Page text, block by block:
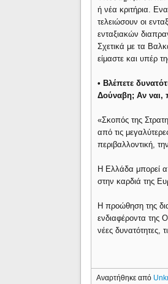
ή νέα κριτήρια.
τελειώσουν οι
ενταξιακών
Σχετικά με τα
είμαστε και υπέρ
• Βλέπετε
Δούναβη; Αν ναι,
«Σκοπός της
από τις
περιβαλλοντική,
Η Ελλάδα μπορεί
στην καρδιά της
Η προώθηση της
ενδιαφέροντα της
νέες δυνατότητες,
Αναρτήθηκε από